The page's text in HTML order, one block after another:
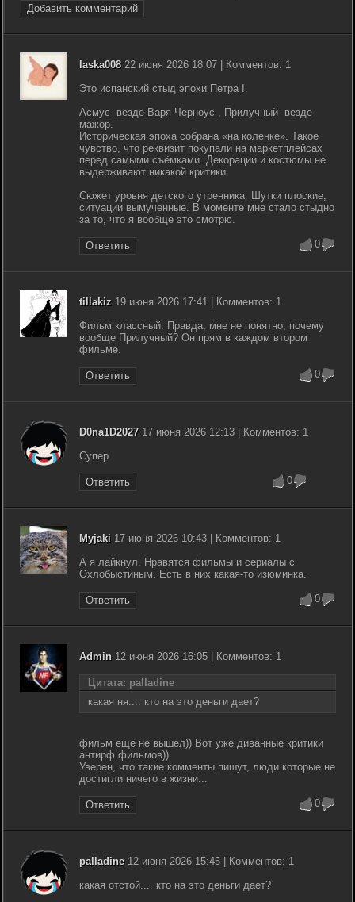
Добавить комментарий
laska00822 июня 2026 18:07 | Комментов: 1
Это испанский стыд эпохи Петра I.
Асмус -везде Варя Черноус , Прилучный -везде
мажор.
Историческая эпоха собрана «на коленке». Такое
чувство, что реквизит покупали на маркетплейсах
перед самыми съёмками. Декорации и костюмы не
выдерживают никакой критики.
Сюжет уровня детского утренника. Шутки плоские,
ситуации вымученные. В моменте мне стало стыдно
за то, что я вообще это смотрю.
Ответить 0
tillakiz 19 июня 2026 17:41 | Комментов: 1
Фильм классный. Правда, мне не понятно, почему
вообще Прилучный? Он прям в каждом втором
фильме.
Ответить 0
D0na1D202717 июня 2026 12:13 | Комментов: 1
Супер
Ответить 0
Myjaki 17 июня 2026 10:43 | Комментов: 1
А я лайкнул. Нравятся фильмы и сериалы с
Охлобыстиным. Есть в них какая-то изюминка.
Ответить 0
Admin 12 июня 2026 16:05 | Комментов: 1
Цитата: palladine
какая ня.... кто на это деньги дает?
фильм еще не вышел)) Вот уже диванные критики
антирф фильмов))
Уверен, что такие комменты пишут, люди которые не
достигли ничего в жизни...
Ответить 0
palladine12 июня 2026 15:45 | Комментов: 1
какая отстой .... кто на это деньги дает?